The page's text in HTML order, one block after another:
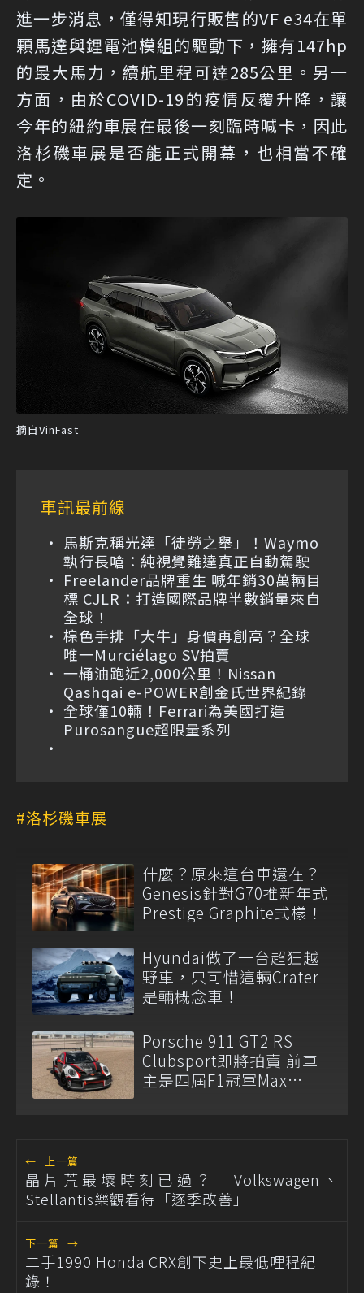
進一步消息，僅得知現行販售的VF e34在單
顆馬達與鋰電池模組的驅動下，擁有147hp
的最大馬力，續航里程可達285公里。另一
方面，由於COVID-19的疫情反覆升降，讓
今年的紐約車展在最後一刻臨時喊卡，因此
洛杉磯車展是否能正式開幕，也相當不確
定。
摘自VinFast
車訊最前線
馬斯克稱光達「徒勞之舉」！Waymo
執行長嗆：純視覺難達真正自動駕駛
Freelander品牌重生 喊年銷30萬輛目
標 CJLR：打造國際品牌半數銷量來自
全球！
棕色手排「大牛」身價再創高？全球
唯一Murciélago SV拍賣
一桶油跑近2,000公里！Nissan
Qashqai e-POWER創金氏世界紀錄
全球僅10輛！Ferrari為美國打造
Purosangue超限量系列
洛杉磯車展
什麼？原來這台車還在？
Genesis針對G70推新年式
Prestige Graphite式樣！
Hyundai做了一台超狂越
野車，只可惜這輛Crater
是輛概念車！
Porsche 911 GT2 RS
Clubsport即將拍賣 前車
主是四屆F1冠軍Max
← 上一篇
晶片荒最壞時刻已過？ Volkswagen、
Stellantis樂觀看待「逐季改善」
下一篇 →
二手1990 Honda CRX創下史上最低哩程紀
錄！